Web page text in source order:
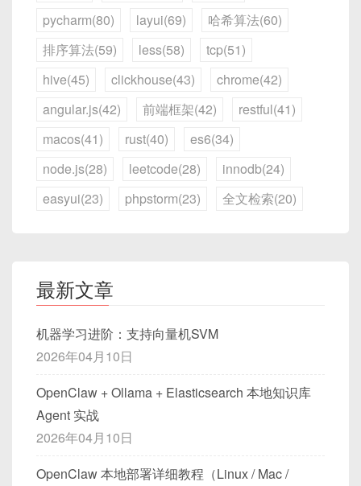
pycharm(80) layui(69)
哈希算法(60)
排序算法(59)
less(58)
tcp(51)
hive(45)
clickhouse(43)
chrome(42)
angular.js(42)
前端框架(42)
restful(41)
macos(41)
rust(40)
es6(34)
node.js(28)
leetcode(28)
innodb(24)
easyui(23)
phpstorm(23) 全文检索(20)
最新文章
机器学习进阶：支持向量机SVM
2026年04月10日
OpenClaw + Ollama + Elasticsearch 本地知识库
Agent 实战
2026年04月10日
OpenClaw 本地部署详细教程（Linux / Mac /